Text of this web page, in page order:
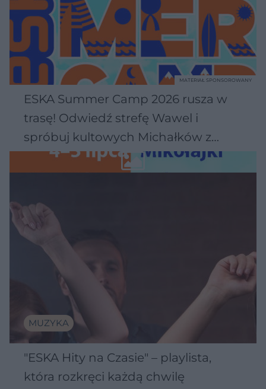
ESKA Summer Camp 2026 rusza w
trasę! Odwiedź strefę Wawel i
spróbuj kultowych Michałków z
Wawelu
MATERIAŁ SPONSOROWANY
MUZYKA
"ESKA Hity na Czasie" – playlista,
która rozkręci każdą chwilę